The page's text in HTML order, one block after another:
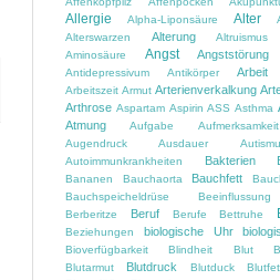
Allergie Alpha-Liponsäure Alter
Alterswarzen
Alterung Altruismus
Aminosäure Angst Angststörung
Antidepressivum Antikörper Arbeit
Arbeitszeit Armut Arterienverkalkung
Arthrose Aspartam Aspirin ASS Asthma
Atmung Aufgabe Aufmerksamkeit
Augendruck Ausdauer
Autoimmunkrankheiten
Bakterien
Bananen Bauchaorta Bauchfett
Bauchspeicheldrüse
Beeinflussung
Berberitze
Beruf Berufe Bettruhe
Beziehungen biologische Uhr
Bioverfügbarkeit Blindheit Blut
Blutarmut
Blutdruck Blutduck